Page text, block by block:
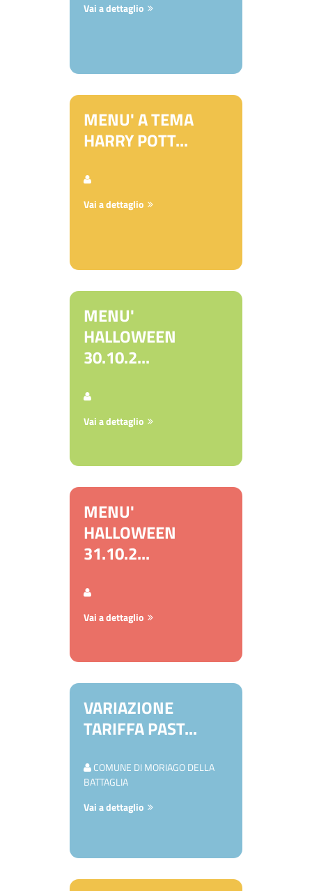
Vai a dettaglio
MENU' A TEMA
HARRY POTT...
Vai a dettaglio
MENU'
HALLOWEEN
30.10.2...
Vai a dettaglio
MENU'
HALLOWEEN
31.10.2...
Vai a dettaglio
VARIAZIONE
TARIFFA PAST...
COMUNE DI MORIAGO DELLA
BATTAGLIA
Vai a dettaglio